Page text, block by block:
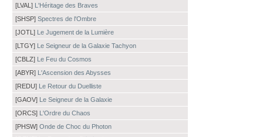
[LVAL] L'Héritage des Braves
[SHSP] Spectres de l'Ombre
[JOTL] Le Jugement de la Lumière
[LTGY] Le Seigneur de la Galaxie Tachyon
[CBLZ] Le Feu du Cosmos
[ABYR] L'Ascension des Abysses
[REDU] Le Retour du Duelliste
[GAOV] Le Seigneur de la Galaxie
[ORCS] L'Ordre du Chaos
[PHSW] Onde de Choc du Photon